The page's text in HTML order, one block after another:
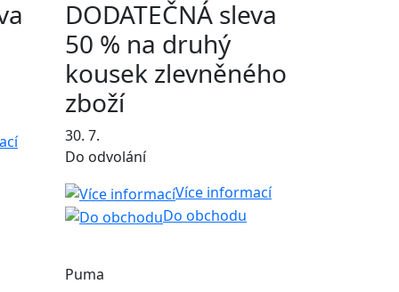
DODATEČNÁ sleva
50 % na druhý
kousek zlevněného
zboží
30. 7.
Do odvolání
Více informací
Do obchodu
Puma